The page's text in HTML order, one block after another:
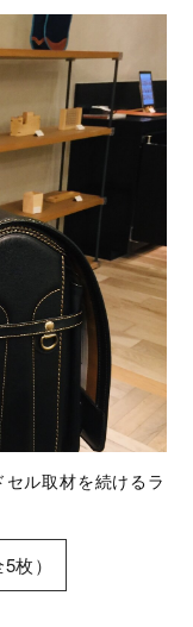
ル取材を続けるラ
枚）